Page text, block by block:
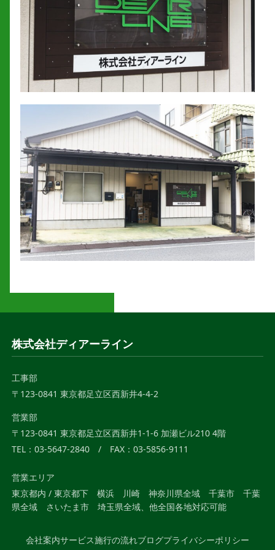
株式会社ディアーライン
工事部
〒123-0841 東京都足立区西新井4-4-2
営業部
〒123-0841 東京都足立区西新井1-1-6 加瀬ビル210 4階
TEL：03-5647-2840 / FAX：03-5856-9111
営業エリア
東京都内 / 東京都下 横浜 川崎 神奈川県全域 千葉市 千葉
県全域 さいたま市 埼玉県全域、他全国各地対応可能
会社案内サービス施行の流れブログプライバシーポリシー